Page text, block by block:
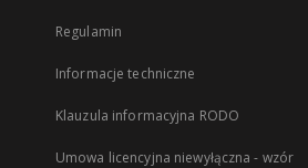
Regulamin
Informacje techniczne
Klauzula informacyjna RODO
Umowa licencyjna niewyłączna - wzór